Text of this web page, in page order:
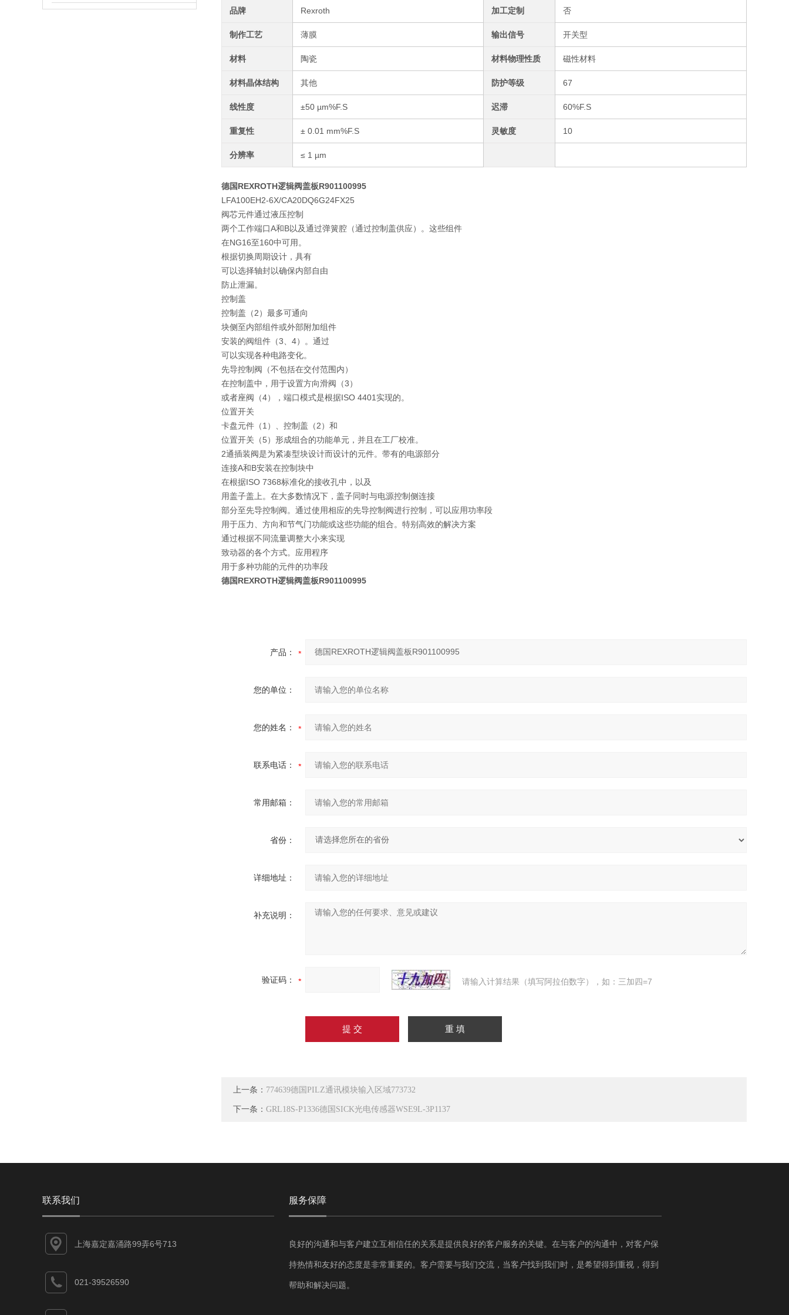
品牌 Rexroth 加工定制 否
制作工艺 薄膜 输出信号 开关型
材料 陶瓷 材料物理性质 磁性材料
材料晶体结构 其他 防护等级 67
线性度 ±50 µm%F.S 迟滞 60%F.S
重复性 ± 0.01 mm%F.S 灵敏度 10
分辨率 ≤ 1 µm
德国REXROTH逻辑阀盖板R901100995
LFA100EH2-6X/CA20DQ6G24FX25
阀芯元件通过液压控制
两个工作端口A和B以及通过弹簧腔（通过控制盖供应）。这些组件
在NG16至160中可用。
根据切换周期设计，具有
可以选择轴封以确保内部自由
防止泄漏。
控制盖
控制盖（2）最多可通向
块侧至内部组件或外部附加组件
安装的阀组件（3、4）。通过
可以实现各种电路变化。
先导控制阀（不包括在交付范围内）
在控制盖中，用于设置方向滑阀（3）
或者座阀（4），端口模式是根据ISO 4401实现的。
位置开关
卡盘元件（1）、控制盖（2）和
位置开关（5）形成组合的功能单元，并且在工厂校准。
2通插装阀是为紧凑型块设计而设计的元件。带有的电源部分
连接A和B安装在控制块中
在根据ISO 7368标准化的接收孔中，以及
用盖子盖上。在大多数情况下，盖子同时与电源控制侧连接
部分至先导控制阀。通过使用相应的先导控制阀进行控制，可以应用功率段
用于压力、方向和节气门功能或这些功能的组合。特别高效的解决方案
通过根据不同流量调整大小来实现
致动器的各个方式。应用程序
用于多种功能的元件的功率段
德国REXROTH逻辑阀盖板R901100995
产品：
您的单位：
您的姓名：
联系电话：
常用邮箱：
省份：
详细地址：
补充说明：
验证码： 请输入计算结果（填写阿拉伯数字），如：三加四=7
上一条： 774639德国PILZ通讯模块输入区域773732
下一条： GRL18S-P1336德国SICK光电传感器WSE9L-3P1137
联系我们
上海嘉定嘉涌路99弄6号713
021-39526590
服务保障
良好的沟通和与客户建立互相信任的关系是提供良好的客户服务的关键。在与客户的沟通中，对客户保
持热情和友好的态度是非常重要的。客户需要与我们交流，当客户找到我们时，是希望得到重视，得到
帮助和解决问题。